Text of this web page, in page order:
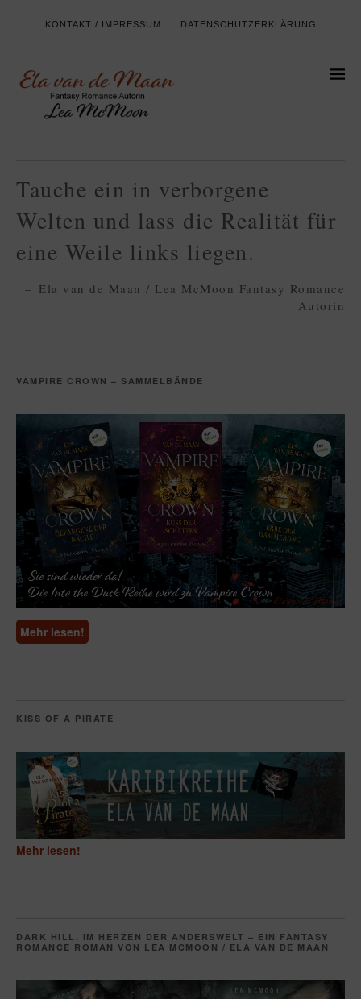
KONTAKT / IMPRESSUM DATENSCHUTZERKLÄRUNG
Tauche ein in verborgene
Welten und lass die Realität für
eine Weile links liegen.
Ela van de Maan / Lea McMoon Fantasy Romance
Autorin
VAMPIRE CROWN – SAMMELBÄNDE
Mehr lesen!
KISS OF A PIRATE
Mehr lesen!
DARK HILL. IM HERZEN DER ANDERSWELT – EIN FANTASY
ROMANCE ROMAN VON LEA MCMOON / ELA VAN DE MAAN